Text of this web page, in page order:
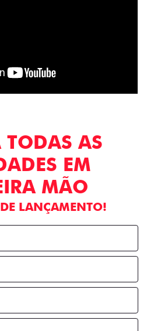
TODAS AS
EM
MÃO
LANÇAMENTO!